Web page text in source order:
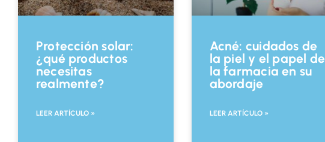
Protección solar:
¿qué productos
necesitas
realmente?
LEER ARTÍCULO »
Acné: cuidados de
la piel y el papel de
la farmacia en su
abordaje
LEER ARTÍCULO »